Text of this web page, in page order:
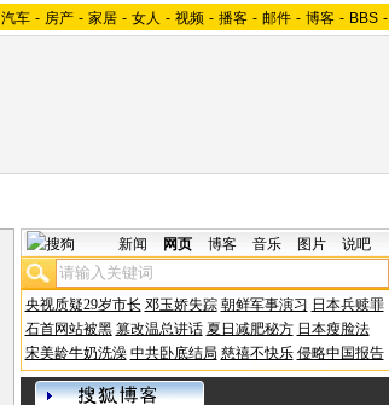
汽车 - 房产 - 家居 - 女人 - 视频 - 播客 - 邮件 - 博客 - BBS -
新闻 网页 博客 音乐 图片 说吧
央视质疑29岁市长 邓玉娇失踪 朝鲜军事演习 日本兵赎罪
石首网站被黑 篡改温总讲话 夏日减肥秘方 日本瘦脸法
宋美龄牛奶洗澡 中共卧底结局 慈禧不快乐 侵略中国报告